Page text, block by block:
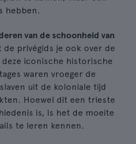
hebben.
van de schoonheid van
de privégids je ook over de
deze iconische historische
waren vroeger de
uit de koloniale tijd
Hoewel dit een trieste
is, is het de moeite
te leren kennen.